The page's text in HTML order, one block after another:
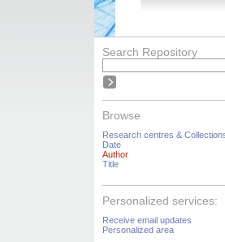
Search Repository
Browse
Research centres &
Date
Author
Title
Personalized services:
Receive email updates
Personalized area